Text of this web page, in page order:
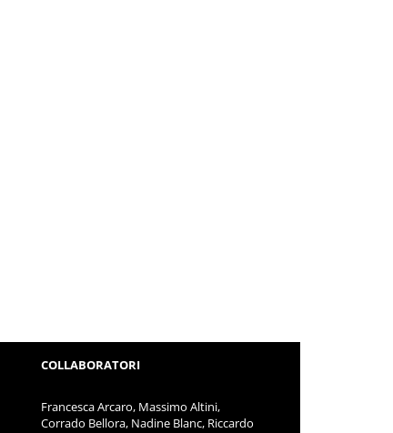
COLLABORATORI
Francesca Arcaro, Massimo Altini,
Corrado Bellora, Nadine Blanc, Riccardo